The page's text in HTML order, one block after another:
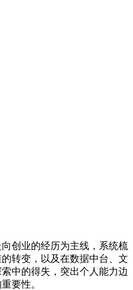
创业的经历为主线，系统梳
转变，以及在数据中台、文
中的得失，突出个人能力边
要性。